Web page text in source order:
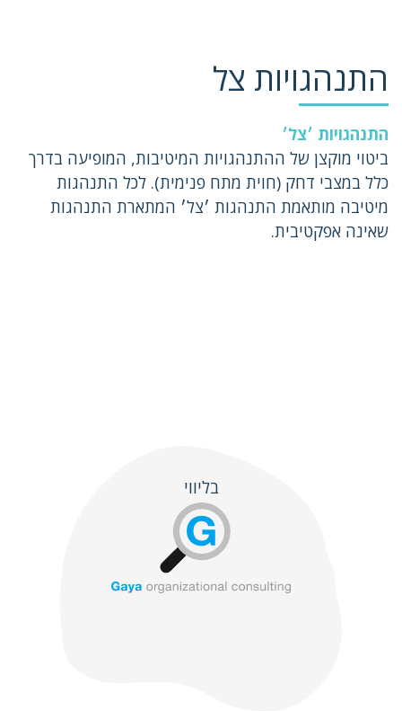
התנהגויות צל
התנהגויות ׳צל׳
ביטוי מוקצן של ההתנהגויות המיטיבות, המופיעה בדרך
כלל במצבי דחק (חוית מתח פנימית). לכל התנהגות
מיטיבה מותאמת התנהגות ׳צל׳ המתארת התנהגות
שאינה אפקטיבית.
בליווי